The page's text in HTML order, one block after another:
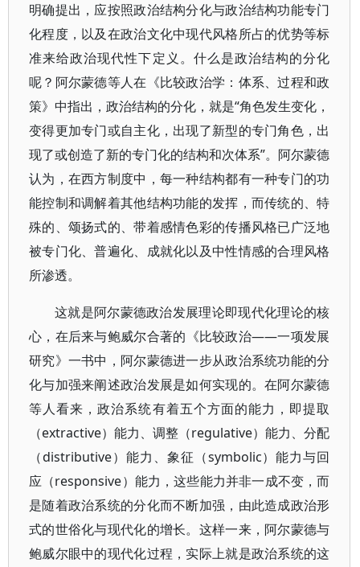
明确提出，应按照政治结构分化与政治结构功能专门
化程度，以及在政治文化中现代风格所占的优势等标
准来给政治现代性下定义。什么是政治结构的分化
呢？阿尔蒙德等人在《比较政治学：体系、过程和政
策》中指出，政治结构的分化，就是“角色发生变化，
变得更加专门或自主化，出现了新型的专门角色，出
现了或创造了新的专门化的结构和次体系”。阿尔蒙德
认为，在西方制度中，每一种结构都有一种专门的功
能控制和调解着其他结构功能的发挥，而传统的、特
殊的、颂扬式的、带着感情色彩的传播风格已广泛地
被专门化、普遍化、成就化以及中性情感的合理风格
所渗透。
这就是阿尔蒙德政治发展理论即现代化理论的核
心，在后来与鲍威尔合著的《比较政治——一项发展
研究》一书中，阿尔蒙德进一步从政治系统功能的分
化与加强来阐述政治发展是如何实现的。在阿尔蒙德
等人看来，政治系统有着五个方面的能力，即提取
（extractive）能力、调整（regulative）能力、分配
（distributive）能力、象征（symbolic）能力与回
应（responsive）能力，这些能力并非一成不变，而
是随着政治系统的分化而不断加强，由此造成政治形
式的世俗化与现代化的增长。这样一来，阿尔蒙德与
鲍威尔眼中的现代化过程，实际上就是政治系统的这